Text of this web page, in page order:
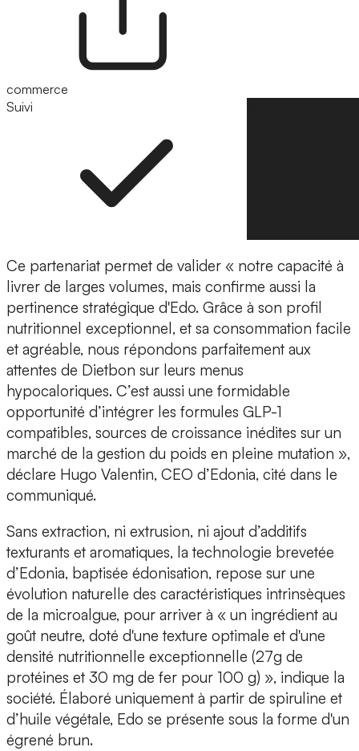
commerce
Suivi
Ce partenariat permet de valider « notre capacité à
livrer de larges volumes, mais confirme aussi la
pertinence stratégique d'Edo. Grâce à son profil
nutritionnel exceptionnel, et sa consommation facile
et agréable, nous répondons parfaitement aux
attentes de Dietbon sur leurs menus
hypocaloriques. C’est aussi une formidable
opportunité d’intégrer les formules GLP-1
compatibles, sources de croissance inédites sur un
marché de la gestion du poids en pleine mutation »,
déclare Hugo Valentin, CEO d’Edonia, cité dans le
communiqué.
Sans extraction, ni extrusion, ni ajout d’additifs
texturants et aromatiques, la technologie brevetée
d’Edonia, baptisée édonisation, repose sur une
évolution naturelle des caractéristiques intrinsèques
de la microalgue, pour arriver à « un ingrédient au
goût neutre, doté d'une texture optimale et d'une
densité nutritionnelle exceptionnelle (27g de
protéines et 30 mg de fer pour 100 g) », indique la
société. Élaboré uniquement à partir de spiruline et
d’huile végétale, Edo se présente sous la forme d'un
égrené brun.